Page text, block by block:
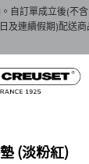
自訂單成立後(不
及連續假期)配送商
(淡粉紅)